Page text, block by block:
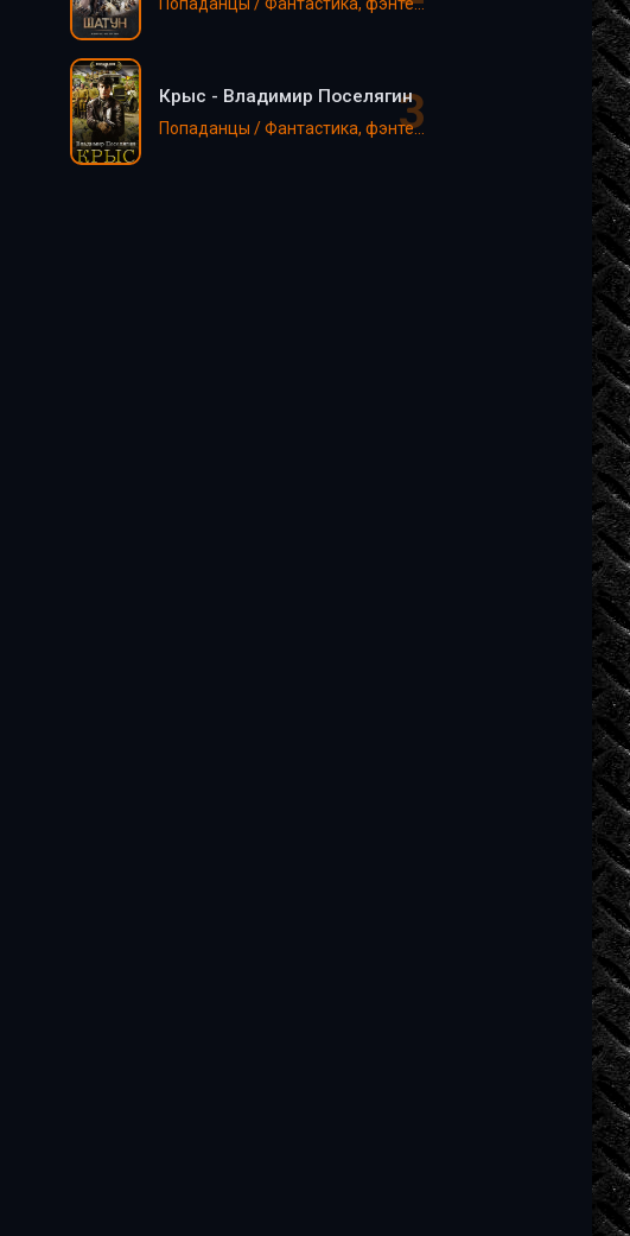
Крыс - Владимир Поселягин
Попаданцы / Фантастика, фэнтези / EVE online